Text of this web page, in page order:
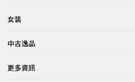
女装
中古逸品
更多資訊